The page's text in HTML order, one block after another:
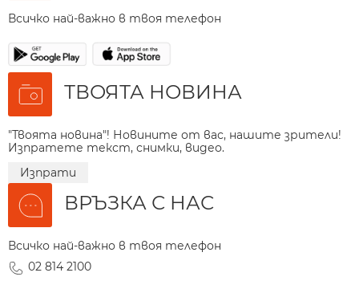
Всичко най-важно в твоя телефон
ТВОЯТА НОВИНА
"Твоята новина"! Новините от вас, нашите зрители!
Изпратете текст, снимки, видео.
Изпрати
ВРЪЗКА С НАС
Всичко най-важно в твоя телефон
02 814 2100